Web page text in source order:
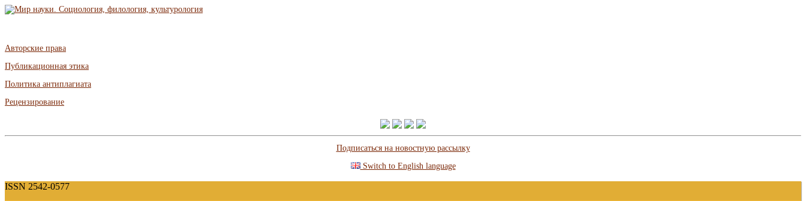
Авторские права
Публикационная этика
Политика антиплагиата
Рецензирование
Подписаться на новостную рассылку
Switch to English language
ISSN 2542-0577